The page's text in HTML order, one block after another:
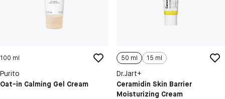
100 ml
Purito
Oat-in Calming Gel Cream
50 ml 15 ml
Dr.Jart+
Ceramidin Skin Barrier
Moisturizing Cream